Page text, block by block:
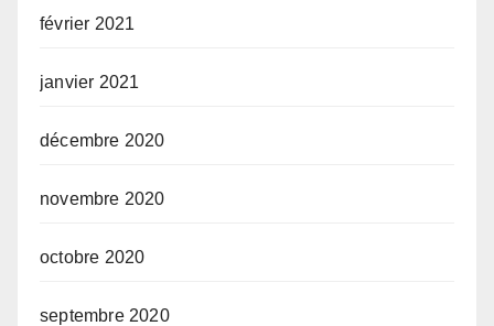
février 2021
janvier 2021
décembre 2020
novembre 2020
octobre 2020
septembre 2020